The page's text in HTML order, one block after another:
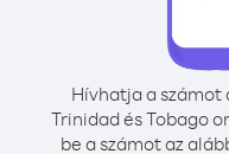
Hívhatja a számot
Trinidad és Tobago
be a számot az